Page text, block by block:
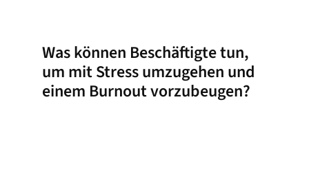
Was können Beschäftigte tun,
um mit Stress umzugehen und
einem Burnout vorzubeugen?